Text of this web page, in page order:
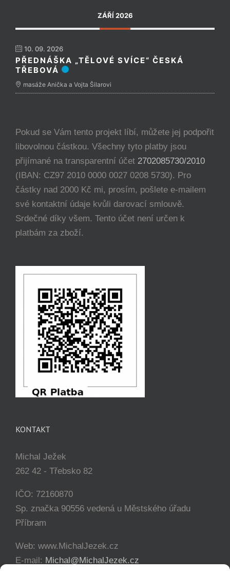
ZÁŘÍ 2026
10. 09. 2026
PŘEDNÁŠKA „TĚLOVÉ SVÍCE“ ČESKÁ
TŘEBOVÁ
masáže Anička a Vojta Šilarovi
Pokud se Vám tento projekt líbí, můžete jej podpořit
libovolnou částkou. Všechny tyto platby jsou
přijímané na transparentní účet 2702085730/2010
(IBAN: CZ97 2010 0000 0027 0208 5730). Pro
částky nad 2000 Kč mi, prosím, pošlete e-mailem
své kontaktní údaje kvůli darovací smlouvě.
Srdečné díky všem. Tento účet není určen k
platbám za zboží.
KONTAKT
Michal Ježek
262 42 - Třebsko 82
IČO: 72160870
Sp. značka 90556 vedená u Městského úřadu
Příbram
Web: www.MichalJezek.cz
E-mail: Michal@MichalJezek.cz